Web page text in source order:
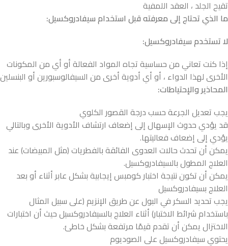
تقيح الجلد ، العقد اللمفية
ما الذيتحتاجإلىمعرفتهقبل استخدامسيفادروكسيل:
لاتستخدمسيفادروكسيل:
إذا كنت تعاني من حساسية تجاه المواد الفعالة أو أي من المكونات
الأخرى لهذا الدواء ، أو أي أدوية أخرى من السيفالوسبورين أو البنسلين
المحاذيروالإحتياطات:
يجب تعديل الجرعة حسب درجة القصور الكلوي
قد يؤدي حدوث الإسهال إلى إضعاف ارتشاف الأدوية الأخرى وبالتالي
يؤدي إلى إضعاف فعاليتها.
يمكن أن تحدث حالات العدوى الفائقة بالفطريات (مثل المبيضات) عند
العلاج المطول بالسيفادروكسيل.
يمكن أن تكون نتيجة اختبار كومبس إيجابية بشكل عابر أثناء أو بعد
العلاج بسيفادروكسيل
يجب تحديد السكر في البول عن طريق الإنزيم (على سبيل المثال
باستخدام شرائط الاختبار) أثناء العلاج بالسيفادروكسيل حيث أن اختبارات
الاختزال يمكن أن تقدم قيمًا مرتفعة بشكل خاطئ.
يحتوي سيفادروكسيل على الصوديوم